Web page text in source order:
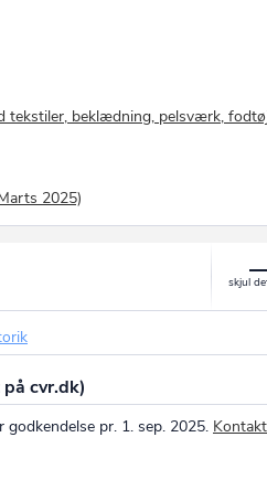
tekstiler, beklædning, pelsværk,
2025)
cvr.dk)
pr. 1. sep. 2025.